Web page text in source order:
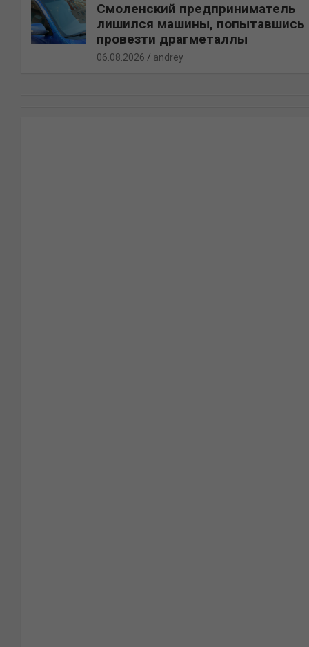
Смоленский предприниматель
лишился машины, попытавшись
провезти драгметаллы
06.08.2026 andrey